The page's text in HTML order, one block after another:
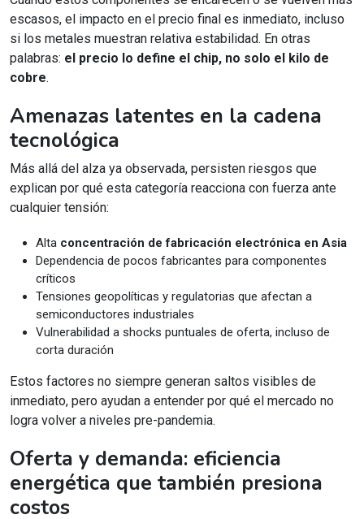
escasos, el impacto en el precio final es inmediato, incluso
si los metales muestran relativa estabilidad. En otras
palabras: el precio lo define el chip, no solo el kilo de
cobre.
Amenazas latentes en la cadena
tecnológica
Más allá del alza ya observada, persisten riesgos que
explican por qué esta categoría reacciona con fuerza ante
cualquier tensión:
Alta concentración de fabricación electrónica en Asia
Dependencia de pocos fabricantes para componentes
críticos
Tensiones geopolíticas y regulatorias que afectan a
semiconductores industriales
Vulnerabilidad a shocks puntuales de oferta, incluso de
corta duración
Estos factores no siempre generan saltos visibles de
inmediato, pero ayudan a entender por qué el mercado no
logra volver a niveles pre-pandemia.
Oferta y demanda: eficiencia
energética que también presiona
costos